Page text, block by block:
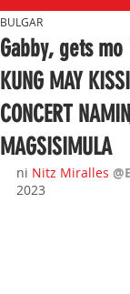
Gabby, gets mo
KUNG MAY
CONCERT
MAGSISIMULA
BULGAR
ni Nitz Miralles
2023